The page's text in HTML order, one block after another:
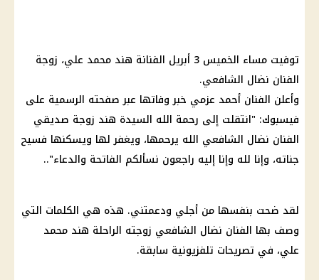
توفيت مساء الخميس 3 أبريل الفنانة هند محمد علي، زوجة
الفنان نضال الشافعي.
وأعلن الفنان أحمد عزمي خبر وفاتها عبر صفحته الرسمية على
فيسبوك: "انتقلت إلى رحمة الله السيدة هند زوجة صديقي
الفنان نضال الشافعي الله يرحمها، ويغفر لها ويسكنها فسيح
جناته، وإنا لله وإنا إليه راجعون نسألكم الفاتحة والدعاء"..
لقد ضحت بنفسها من أجلي ودعمتني. هذه هي الكلمات التي
وصف بها الفنان نضال الشافعي زوجته الراحلة هند محمد
علي، في تصريحات تلفزيونية سابقة.